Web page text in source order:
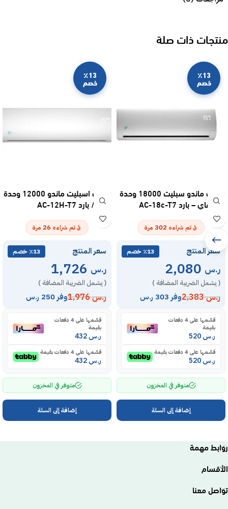
منتجات ذات صلة
٪13
خصم
مكيف ماندو سبليت 18000 وحدة
واي فاي – بارد AC-18c-T7
تم شراءه 302 مرة
سعر المنتج ٪13 خصم
ر.س
( يشمل الضريبة المضافة )
ر.س2,383 وفر 303 ر.س
قسّمها على 4 دفعات
بقيمة
ر.س
قسّمها على 4 دفعات بقيمة
ر.س
متوفر في المخزون
إضافة إلى السلة
٪13
خصم
مكيف اسبليت ماندو 12000 وحدة
– حار / بارد AC-12H-T7
تم شراءه 26 مرة
سعر المنتج ٪13 خصم
ر.س
( يشمل الضريبة المضافة )
ر.س1,976 وفر 250 ر.س
قسّمها على 4 دفعات
بقيمة
ر.س
قسّمها على 4 دفعات بقيمة
ر.س
متوفر في المخزون
إضافة إلى السلة
روابط مهمة
الأقسام
تواصل معنا